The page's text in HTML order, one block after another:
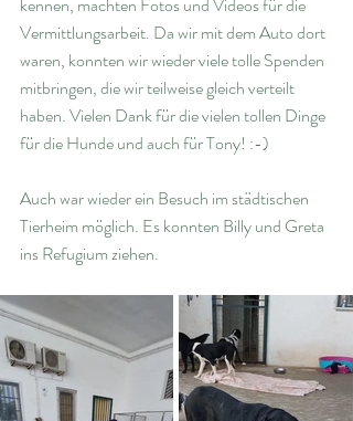
Vermittlungsarbeit. Da wir mit dem Auto dort
waren, konnten wir wieder viele tolle Spenden
mitbringen, die wir teilweise gleich verteilt
haben. Vielen Dank für die vielen tollen Dinge
für die Hunde und auch für Tony! :-)
Auch war wieder ein Besuch im städtischen
Tierheim möglich. Es konnten Billy und Greta
ins Refugium ziehen.